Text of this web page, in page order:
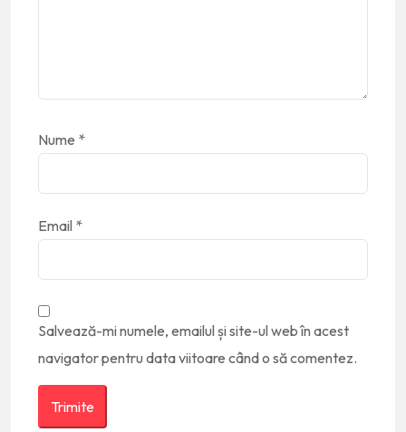
Nume *
Email *
Salvează-mi numele, emailul și site-ul web în acest
navigator pentru data viitoare când o să comentez.